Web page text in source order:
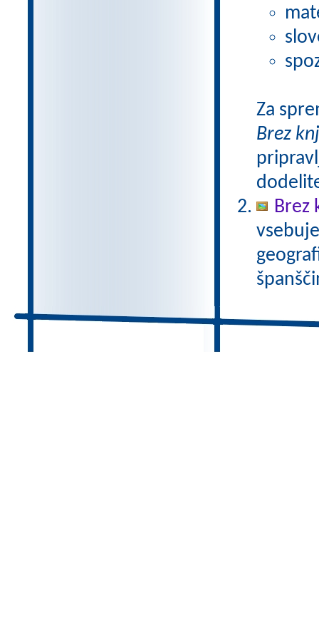
Za
Brez
Brez